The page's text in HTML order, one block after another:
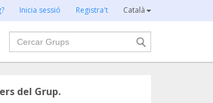
Inicia sessió Registra't Català
Cercar
del Grup.